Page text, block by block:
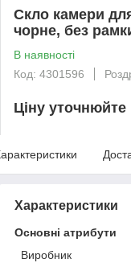
Скло камери
чорне, без
В наявності
Код: 4301596
Ціну уточнюйте
Характеристики
Основні атрибути
Виробник